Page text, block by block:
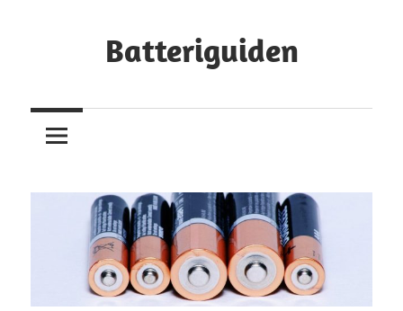
Batteriguiden